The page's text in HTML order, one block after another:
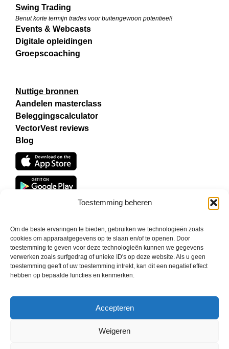
Toestemming beheren
Om de beste ervaringen te bieden, gebruiken we technologieën zoals
cookies om apparaatgegevens op te slaan en/of te openen. Door
toestemming te geven voor deze technologieën kunnen we gegevens
verwerken zoals surfgedrag of unieke ID's op deze website. Als u geen
toestemming geeft of uw toestemming intrekt, kan dit een negatief effect
hebben op bepaalde functies en kenmerken.
Accepteren
Weigeren
Swing Trading
Benut korte termijn trades voor buitengewoon potentieel!
Events & Webcasts
Digitale opleidingen
Groepscoaching
Nuttige bronnen
Aandelen masterclass
Beleggingscalculator
VectorVest reviews
Blog
2026 VECTORVEST INC ®. ALL RIGHTS RESERVED |
POLICY|CONTACT US